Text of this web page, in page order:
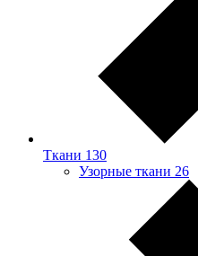
Ткани 130
Узорные ткани 26